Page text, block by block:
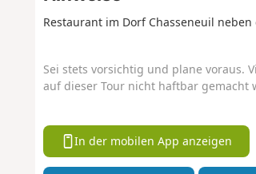
Restaurant im Dorf Chasseneuil neben
Sei stets vorsichtig und plane voraus.
auf dieser Tour nicht haftbar gemacht
In der mobilen App anzeigen